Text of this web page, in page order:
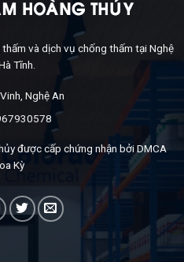
và dịch vụ chống thấm tại Nghệ
Tĩnh.
Nghệ An
được cấp chứng nhận bởi DMCA
Kỳ